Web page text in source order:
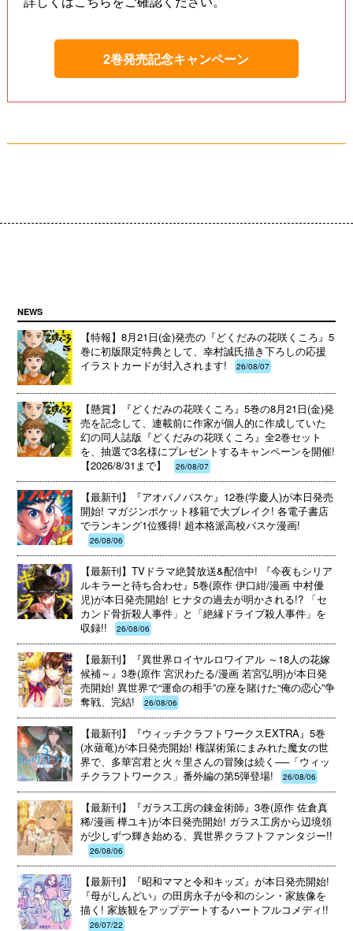
2巻発売記念キャンペーン
NEWS
【特報】8月21日(金)発売の『どくだみの花咲くころ』5
巻に初版限定特典として、幸村誠氏描き下ろしの応援
イラストカードが封入されます!
26/08/07
【懸賞】『どくだみの花咲くころ』5巻の8月21日(金)発
売を記念して、連載前に作家が個人的に作成していた
幻の同人誌版『どくだみの花咲くころ』全2巻セット
を、抽選で3名様にプレゼントするキャンペーンを開催!
【2026/8/31まで】
26/08/07
【最新刊】『アオバノバスケ』12巻(学慶人)が本日発売
開始! マガジンポケット移籍で大ブレイク! 各電子書店
でランキング1位獲得! 超本格派高校バスケ漫画!
26/08/06
【最新刊】TVドラマ絶賛放送&配信中! 『今夜もシリア
ルキラーと待ち合わせ』5巻(原作 伊口紺/漫画 中村優
児)が本日発売開始! ヒナタの過去が明かされる!? 「セ
カンド骨折殺人事件」と「絶縁ドライブ殺人事件」を
収録!!
26/08/06
【最新刊】『異世界ロイヤルロワイアル ～18人の花嫁
候補～』3巻(原作 宮沢わたる/漫画 若宮弘明)が本日発
売開始! 異世界で“運命の相手”の座を賭けた“俺の恋心”争
奪戦、完結!
26/08/06
【最新刊】『ウィッチクラフトワークスEXTRA』5巻
(水薙竜)が本日発売開始! 権謀術策にまみれた魔女の世
界で、多華宮君と火々里さんの冒険は続く──「ウィッ
チクラフトワークス」番外編の第5弾登場!
26/08/06
【最新刊】『ガラス工房の錬金術師』3巻(原作 佐倉真
稀/漫画 樺ユキ)が本日発売開始! ガラス工房から辺境領
が少しずつ輝き始める、異世界クラフトファンタジー!!
26/08/06
【最新刊】『昭和ママと令和キッズ』が本日発売開始!
『母がしんどい』の田房永子が令和のシン・家族像を
描く! 家族観をアップデートするハートフルコメディ!!
26/07/22